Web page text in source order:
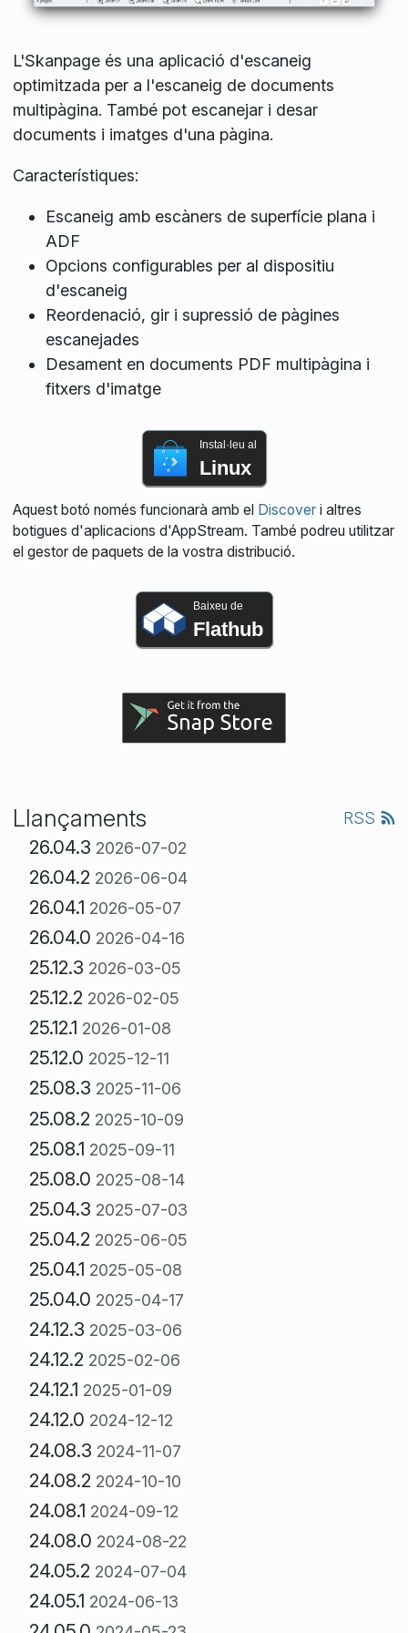
L'Skanpage és una aplicació d'escaneig
optimitzada per a l'escaneig de documents
multipàgina. També pot escanejar i desar
documents i imatges d'una pàgina.
Característiques:
Escaneig amb escàners de superfície plana i
ADF
Opcions configurables per al dispositiu
d'escaneig
Reordenació, gir i supressió de pàgines
escanejades
Desament en documents PDF multipàgina i
fitxers d'imatge
Instal·leu al
Linux
Aquest botó només funcionarà amb el Discoveri altres
botigues d'aplicacions d'AppStream. També podreu utilitzar
el gestor de paquets de la vostra distribució.
Baixeu de
Flathub
Llançaments RSS
26.04.3 2026-07-02
26.04.2 2026-06-04
26.04.1 2026-05-07
26.04.0 2026-04-16
25.12.3 2026-03-05
25.12.2 2026-02-05
25.12.1 2026-01-08
25.12.0 2025-12-11
25.08.3 2025-11-06
25.08.2 2025-10-09
25.08.1 2025-09-11
25.08.0 2025-08-14
25.04.3 2025-07-03
25.04.2 2025-06-05
25.04.1 2025-05-08
25.04.0 2025-04-17
24.12.3 2025-03-06
24.12.2 2025-02-06
24.12.1 2025-01-09
24.12.0 2024-12-12
24.08.3 2024-11-07
24.08.2 2024-10-10
24.08.1 2024-09-12
24.08.0 2024-08-22
24.05.2 2024-07-04
24.05.1 2024-06-13